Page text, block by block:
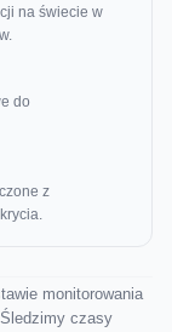
na świecie w
do
z
monitorowania
czasy